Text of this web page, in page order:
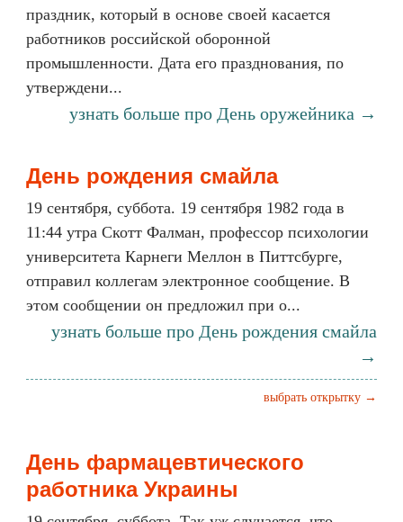
праздник, который в основе своей касается
работников российской оборонной
промышленности. Дата его празднования, по
утверждени...
узнать больше про День оружейника →
День рождения смайла
19 сентября, суббота. 19 сентября 1982 года в
11:44 утра Скотт Фалман, профессор психологии
университета Карнеги Меллон в Питтсбурге,
отправил коллегам электронное сообщение. В
этом сообщении он предложил при о...
узнать больше про День рождения смайла
→
выбрать открытку →
День фармацевтического
работника Украины